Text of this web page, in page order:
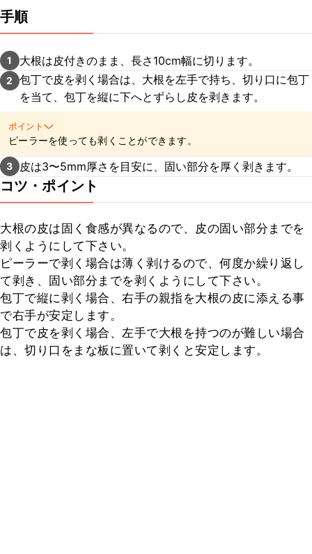
手順
1 大根は皮付きのまま、長さ10cm幅に切ります。
2
包丁で皮を剥く場合は、大根を左手で持ち、切り口に包丁
を当て、包丁を縦に下へとずらし皮を剥きます。
ポイント
ピーラーを使っても剥くことができます。
3 皮は3〜5mm厚さを目安に、固い部分を厚く剥きます。
コツ・ポイント
大根の皮は固く食感が異なるので、皮の固い部分までを
剥くようにして下さい。
ピーラーで剥く場合は薄く剥けるので、何度か繰り返し
て剥き、固い部分までを剥くようにして下さい。
包丁で縦に剥く場合、右手の親指を大根の皮に添える事
で右手が安定します。
包丁で皮を剥く場合、左手で大根を持つのが難しい場合
は、切り口をまな板に置いて剥くと安定します。